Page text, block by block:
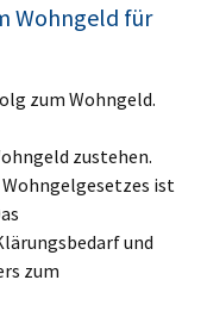
Wohngeld für
zum Wohngeld.
zustehen.
ist
und
zum